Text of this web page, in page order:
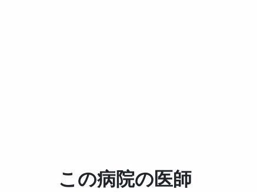
この病院の医師